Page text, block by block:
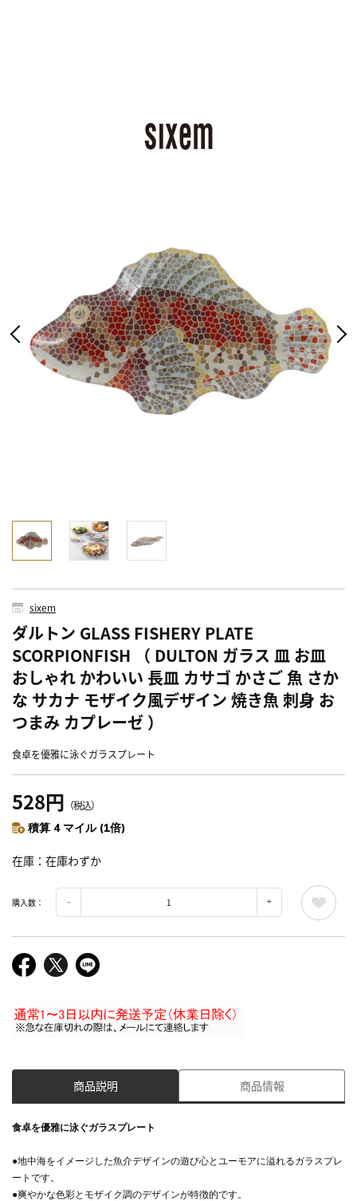
sixem
ダルトン GLASS FISHERY PLATE
SCORPIONFISH （ DULTON ガラス 皿 お皿
おしゃれ かわいい 長皿 カサゴ かさご 魚 さか
な サカナ モザイク風デザイン 焼き魚 刺身 お
つまみ カプレーゼ ）
食卓を優雅に泳ぐガラスプレート
528円 （税込）
積算 4 マイル (1倍)
在庫 在庫わずか
購入数：
商品説明 商品情報
食卓を優雅に泳ぐガラスプレート
●地中海をイメージした魚介デザインの遊び心とユーモアに溢れるガラスプレ
ートです。
●爽やかな色彩とモザイク調のデザインが特徴的です。